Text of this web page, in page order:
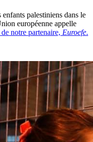
palestiniens dans le
européenne appelle
notre partenaire, Euroefe.